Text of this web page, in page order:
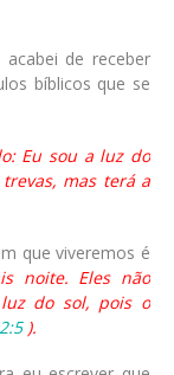
de receber
bíblicos que se
Eu sou a luz do
mas terá a
que viveremos é
noite. Eles não
do sol, pois o
).